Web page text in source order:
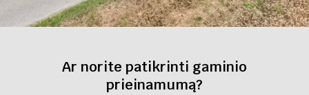
Ar norite patikrinti gaminio
prieinamumą?